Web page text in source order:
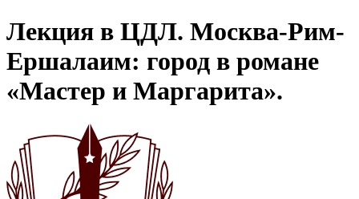
Лекция в ЦДЛ. Москва-Рим-
Ершалаим: город в романе
«Мастер и Маргарита».